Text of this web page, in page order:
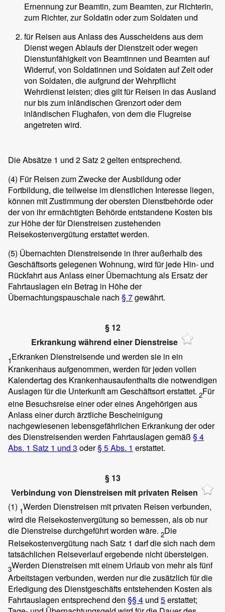
Ernennung zur Beamtin, zum Beamten, zur Richterin,
zum Richter, zur Soldatin oder zum Soldaten und
für Reisen aus Anlass des Ausscheidens aus dem
Dienst wegen Ablaufs der Dienstzeit oder wegen
Dienstunfähigkeit von Beamtinnen und Beamten auf
Widerruf, von Soldatinnen und Soldaten auf Zeit oder
von Soldaten, die aufgrund der Wehrpflicht
Wehrdienst leisten; dies gilt für Reisen in das Ausland
nur bis zum inländischen Grenzort oder dem
inländischen Flughafen, von dem die Flugreise
angetreten wird.
Die Absätze 1 und 2 Satz 2 gelten entsprechend.
(4) Für Reisen zum Zwecke der Ausbildung oder
Fortbildung, die teilweise im dienstlichen Interesse liegen,
können mit Zustimmung der obersten Dienstbehörde oder
der von ihr ermächtigten Behörde entstandene Kosten bis
zur Höhe der für Dienstreisen zustehenden
Reisekostenvergütung erstattet werden.
(5) Übernachten Dienstreisende in ihrer außerhalb des
Geschäftsorts gelegenen Wohnung, wird für jede Hin- und
Rückfahrt aus Anlass einer Übernachtung als Ersatz der
Fahrtauslagen ein Betrag in Höhe der
Übernachtungspauschale nach § 7gewährt.
§ 12
Erkrankung während einer Dienstreise
1Erkranken Dienstreisende und werden sie in ein
Krankenhaus aufgenommen, werden für jeden vollen
Kalendertag des Krankenhausaufenthalts die notwendigen
Auslagen für die Unterkunft am Geschäftsort erstattet. 2Für
eine Besuchsreise einer oder eines Angehörigen aus
Anlass einer durch ärztliche Bescheinigung
nachgewiesenen lebensgefährlichen Erkrankung der oder
des Dienstreisenden werden Fahrtauslagen gemäß § 4
Abs. 1 Satz 1 und 3 oder§ 5 Abs. 1 erstattet.
§ 13
Verbindung von Dienstreisen mit privaten Reisen
(1) 1Werden Dienstreisen mit privaten Reisen verbunden,
wird die Reisekostenvergütung so bemessen, als ob nur
die Dienstreise durchgeführt worden wäre. 2Die
Reisekostenvergütung nach Satz 1 darf die sich nach dem
tatsächlichen Reiseverlauf ergebende nicht übersteigen.
3Werden Dienstreisen mit einem Urlaub von mehr als fünf
Arbeitstagen verbunden, werden nur die zusätzlich für die
Erledigung des Dienstgeschäfts entstehenden Kosten als
Fahrtauslagen entsprechend den §§ 4 und 5erstattet;